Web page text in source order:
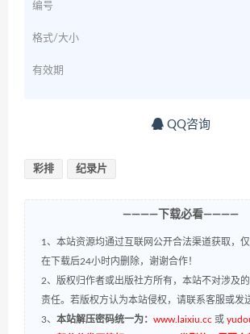
编号
格式/大小
有效期
QQ咨询
彩排 纪录片
————下载必看————
1、本站资源均通过互联网公开合法渠道获取，
在下载后24小时内删除，谢谢合作！
2、版权归作者或出版社方所有，本站不对涉及
责任。若版权方认为本站侵权，请联系客服或发
3、 本站解压密码统一为： www.laixiu.cc 或